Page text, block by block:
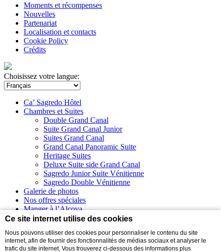
Ce site internet utilise des cookies
Nous pouvons utiliser des cookies pour personnaliser le contenu du site
internet, afin de fournir des fonctionnalités de médias sociaux et analyser le
trafic du site internet. Vous trouverez ci-dessous des informations plus
Moments et récompenses
Nouvelles
Partenariat
Localisation et contacts
Cookie Policy
Crédits
Choisissez votre langue:
Ca’ Sagredo Hôtel
Chambres et Suites
Double Grand Canal
Suite Grand Canal Junior
Suites Grand Canal
Grand Canal Panoramic Suite
Heritage Suites
Deluxe Suite side Grand Canal
Sagredo Junior Suite Vénitienne
Sagredo Double Vénitienne
Galerie de photos
Nos offres spéciales
Manger à l’Alcova
Mariage
Virtual tour